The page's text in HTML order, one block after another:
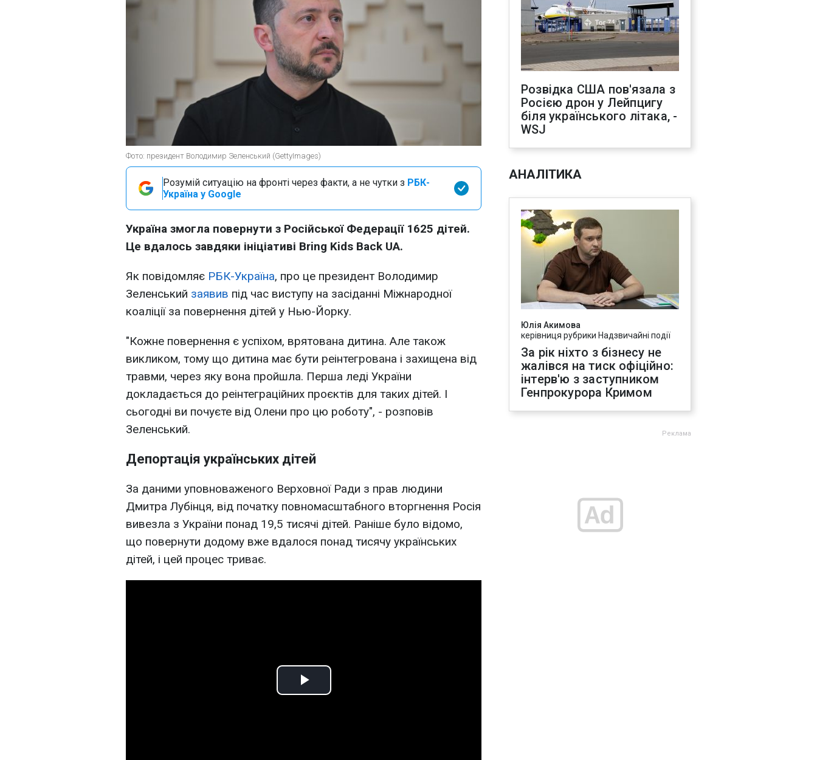
Фото: президент Володимир Зеленський (GettyImages)
Розумій ситуацію на фронті через факти, а не чутки з РБК-
Україна у Google
Україна змогла повернути з Російської Федерації 1625 дітей.
Це вдалось завдяки ініціативі Bring Kids Back UA.
Як повідомляє РБК-Україна, про це президент Володимир
Зеленський заявив під час виступу на засіданні Міжнародної
коаліції за повернення дітей у Нью-Йорку.
"Кожне повернення є успіхом, врятована дитина. Але також
викликом, тому що дитина має бути реінтегрована і захищена від
травми, через яку вона пройшла. Перша леді України
докладається до реінтеграційних проєктів для таких дітей. І
сьогодні ви почуєте від Олени про цю роботу", - розповів
Зеленський.
Депортація українських дітей
За даними уповноваженого Верховної Ради з прав людини
Дмитра Лубінця, від початку повномасштабного вторгнення Росія
вивезла з України понад 19,5 тисячі дітей. Раніше було відомо,
що повернути додому вже вдалося понад тисячу українських
дітей, і цей процес триває.
Play
Розвідка США пов'язала з
Росією дрон у Лейпцигу
біля українського літака, -
WSJ
АНАЛІТИКА
Юлія Акимова
керівниця рубрики Надзвичайні події
За рік ніхто з бізнесу не
жалівся на тиск офіційно:
інтерв'ю з заступником
Генпрокурора Кримом